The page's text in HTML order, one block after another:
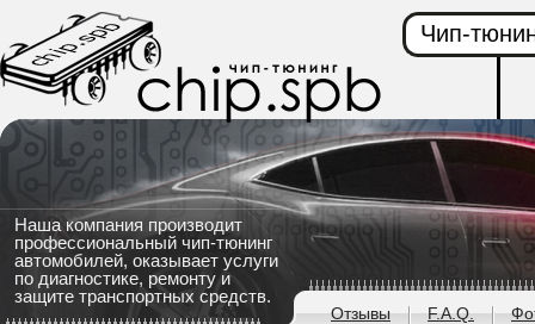
Наша компания производит
профессиональный чип-тюнинг
автомобилей, оказывает услуги
по диагностике, ремонту и
защите транспортных средств.
Чип-
Отзывы F.A.Q.